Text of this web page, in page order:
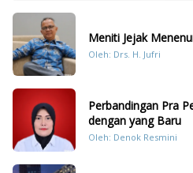
Meniti Jejak
Oleh: Drs. H. Jufri
Perbandingan Pra
dengan yang Baru
Oleh: Denok Resmini